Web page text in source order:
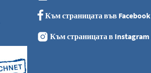
Към страницата във Facebook
Към страницата в Instagram